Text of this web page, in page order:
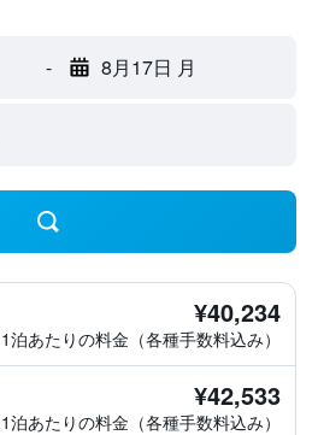
- 8月17日 月
¥40,234
1泊あたりの料金（各種手数料込み）
¥42,533
1泊あたりの料金（各種手数料込み）